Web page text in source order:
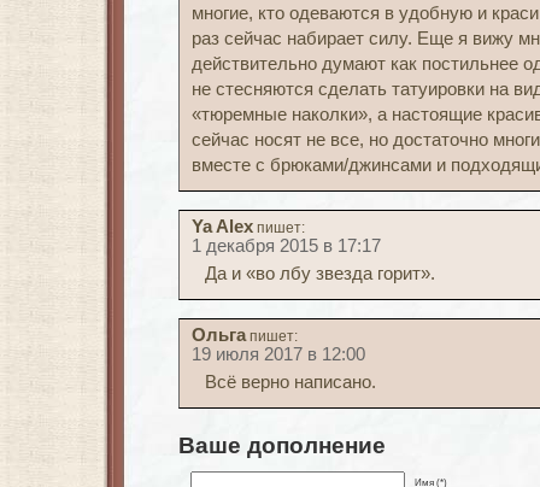
многие, кто одеваются в удобную и
раз сейчас набирает силу. Еще я вижу
действительно думают как постильнее
не стесняются сделать татуировки на
«тюремные наколки», а настоящие
сейчас носят не все, но достаточно
вместе с брюками/джинсами и
Ya Alex пишет:
1 декабря 2015 в 17:17
Да и «во лбу звезда горит».
Ольга пишет:
19 июля 2017 в 12:00
Всё верно написано.
Ваше дополнение
Имя (*)